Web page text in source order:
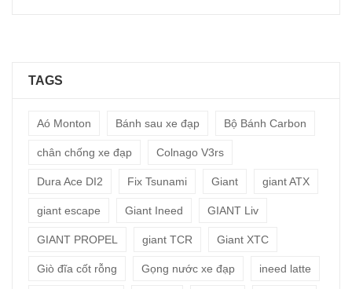
TAGS
Aó Monton Bánh sau xe đạp Bộ Bánh Carbon
chân chống xe đạp Colnago V3rs
Dura Ace DI2 Fix Tsunami Giant giant ATX
giant escape Giant Ineed GIANT Liv
GIANT PROPEL giant TCR Giant XTC
Giò đĩa cốt rỗng Gọng nước xe đạp ineed latte